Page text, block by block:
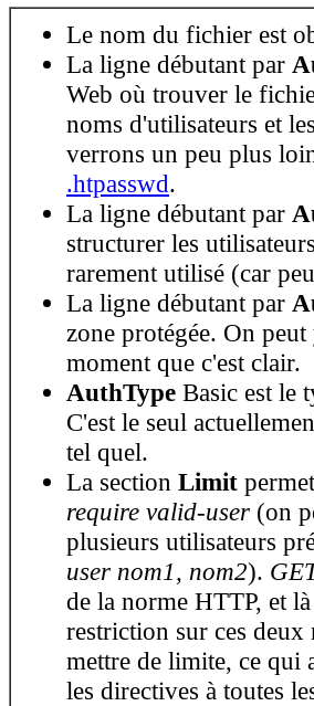
Le nom du fichier est
La ligne débutant par
Web où trouver le
noms d'utilisateurs et
verrons un peu plus
.htpasswd.
La ligne débutant par
structurer les
rarement utilisé (car
La ligne débutant par
zone protégée. On
moment que c'est clair.
AuthType Basic est le
C'est le seul
tel quel.
La section Limit
require valid-user (on
plusieurs utilisateurs
user nom1, nom2).
de la norme HTTP, et
restriction sur ces deux
mettre de limite, ce qui
les directives à toutes